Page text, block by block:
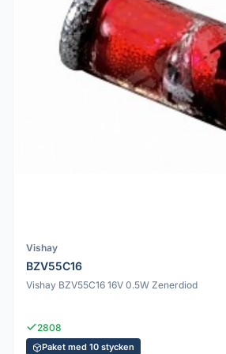
Vishay
BZV55C16
Vishay BZV55C16 16V 0.5W Zenerdiod
2808
Paket med 10 stycken